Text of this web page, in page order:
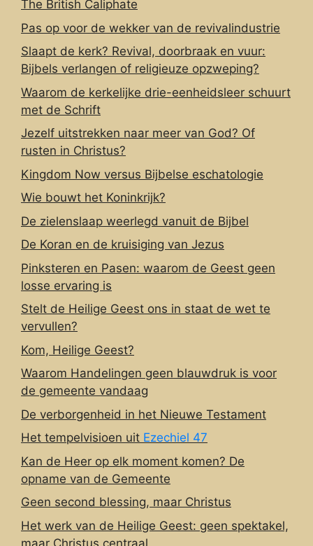
The British Caliphate
Pas op voor de wekker van de revivalindustrie
Slaapt de kerk? Revival, doorbraak en vuur:
Bijbels verlangen of religieuze opzweping?
Waarom de kerkelijke drie-eenheidsleer schuurt
met de Schrift
Jezelf uitstrekken naar meer van God? Of
rusten in Christus?
Kingdom Now versus Bijbelse eschatologie
Wie bouwt het Koninkrijk?
De zielenslaap weerlegd vanuit de Bijbel
De Koran en de kruisiging van Jezus
Pinksteren en Pasen: waarom de Geest geen
losse ervaring is
Stelt de Heilige Geest ons in staat de wet te
vervullen?
Kom, Heilige Geest?
Waarom Handelingen geen blauwdruk is voor
de gemeente vandaag
De verborgenheid in het Nieuwe Testament
Het tempelvisioen uit Ezechiel 47
Kan de Heer op elk moment komen? De
opname van de Gemeente
Geen second blessing, maar Christus
Het werk van de Heilige Geest: geen spektakel,
maar Christus centraal